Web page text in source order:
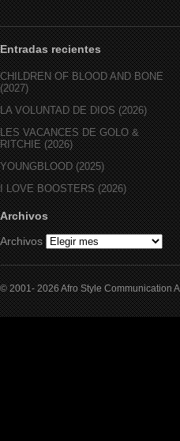
Entradas recientes
CHILDREN OF BLOOD AND BONE
(2027)
LA VOLUNTAD DE DIOS (2026)
LES VACANCES DE GOLO &
RITCHIE (2026)
YOUNGBLOOD (2025)
I LOVE BOOSTERS (2026)
Archivos
Archivos
© 2001- 2026 Afro Style Communication